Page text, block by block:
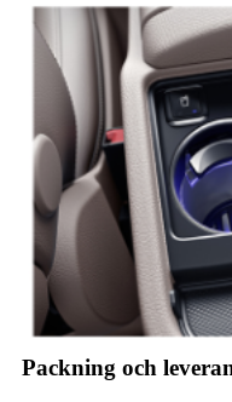
Packning och